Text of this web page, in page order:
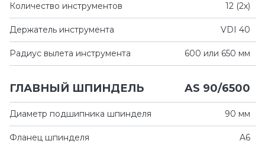
Количество инструментов 12 (2х)
Держатель инструмента VDI 40
Радиус вылета инструмента 600 или 650 мм
ГЛАВНЫЙ ШПИНДЕЛЬ AS 90/6500
Диаметр подшипника шпинделя 90 мм
Фланец шпинделя A6